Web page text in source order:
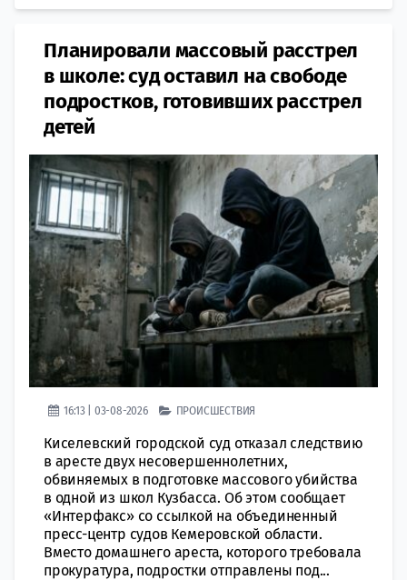
Планировали массовый расстрел
в школе: суд оставил на свободе
подростков, готовивших расстрел
детей
16:13 | 03-08-2026 ПРОИСШЕСТВИЯ
Киселевский городской суд отказал следствию
в аресте двух несовершеннолетних,
обвиняемых в подготовке массового убийства
в одной из школ Кузбасса. Об этом сообщает
«Интерфакс» со ссылкой на объединенный
пресс-центр судов Кемеровской области.
Вместо домашнего ареста, которого требовала
прокуратура, подростки отправлены под...